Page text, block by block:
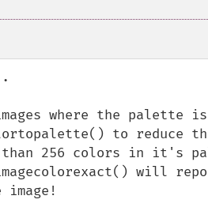
where the palette
to reduce
than 256 colors in it's
will